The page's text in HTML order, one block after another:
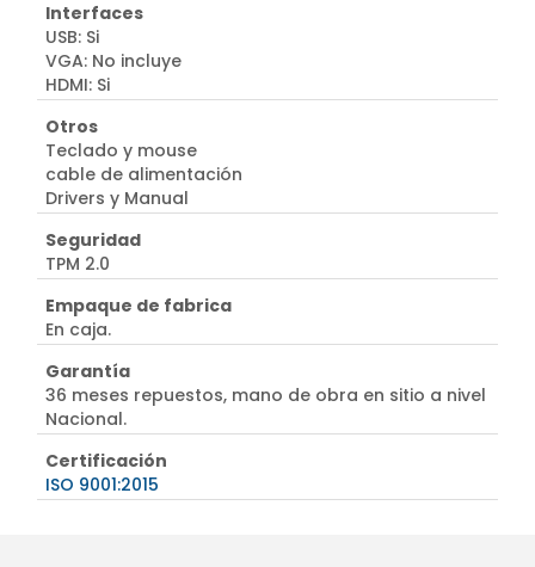
Interfaces
USB: Si
VGA: No incluye
HDMI: Si
Otros
Teclado y mouse
cable de alimentación
Drivers y Manual
Seguridad
TPM 2.0
Empaque de fabrica
En caja.
Garantía
36 meses repuestos, mano de obra en sitio a nivel
Nacional.
Certificación
ISO 9001:2015